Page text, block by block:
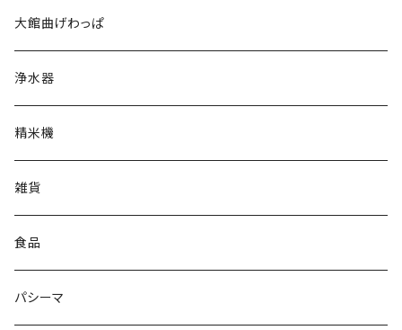
WOMEN
MEN
大館曲げわっぱ
浄水器
精米機
雑貨
食品
パシーマ